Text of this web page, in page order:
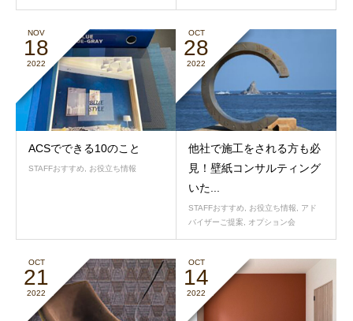
NOV
18
2022
ACSでできる10のこと
STAFFおすすめ お役立ち情報
OCT
28
2022
他社で施工をされる方も必
見！壁紙コンサルティング
いた...
STAFFおすすめ お役立ち情報
アド
バイザーご提案
オプション会
OCT
21
2022
OCT
14
2022